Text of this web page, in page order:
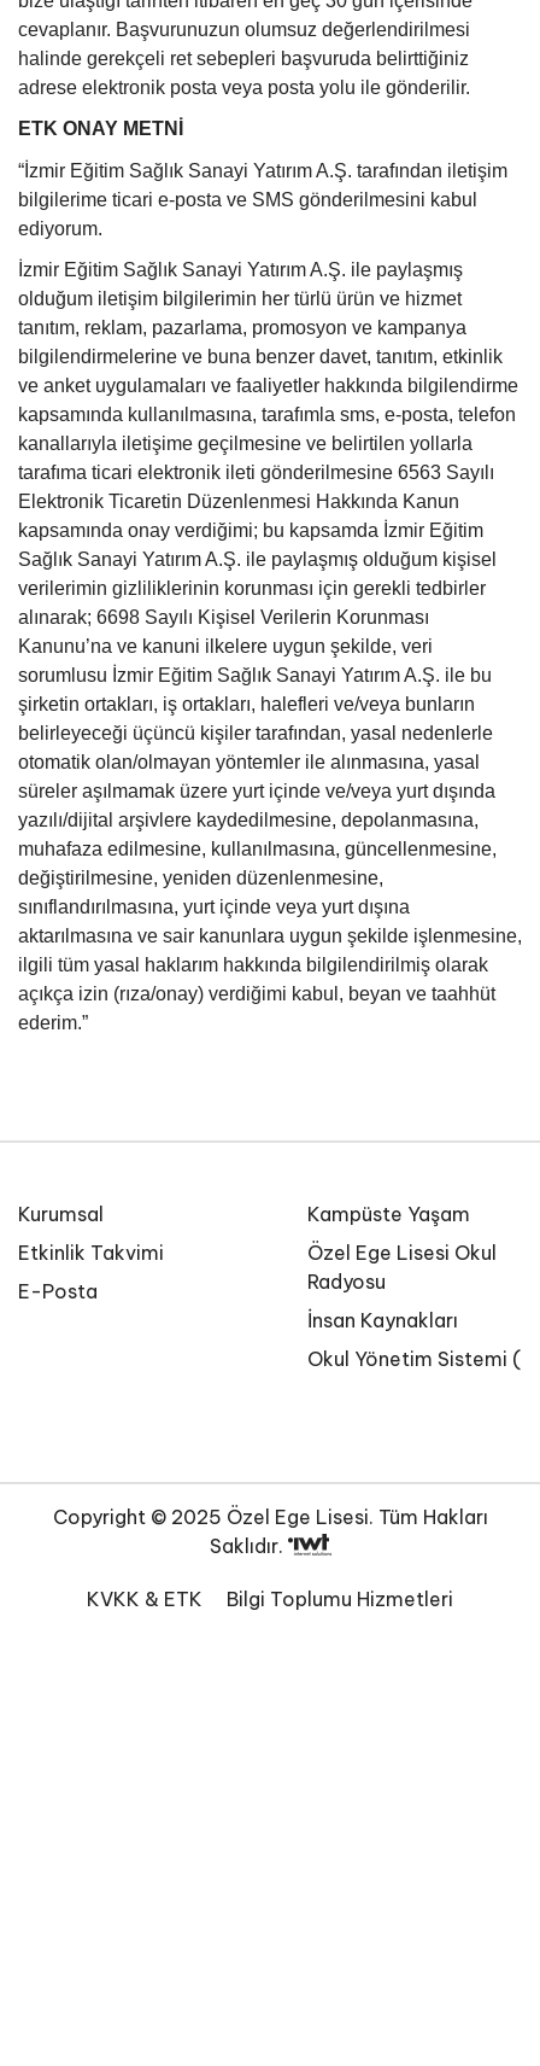
cevaplanır. Başvurunuzun olumsuz değerlendirilmesi
halinde gerekçeli ret sebepleri başvuruda belirttiğiniz
adrese elektronik posta veya posta yolu ile gönderilir.
ETK ONAY METNİ
“İzmir Eğitim Sağlık Sanayi Yatırım A.Ş. tarafından iletişim
bilgilerime ticari e-posta ve SMS gönderilmesini kabul
ediyorum.
İzmir Eğitim Sağlık Sanayi Yatırım A.Ş. ile paylaşmış
olduğum iletişim bilgilerimin her türlü ürün ve hizmet
tanıtım, reklam, pazarlama, promosyon ve kampanya
bilgilendirmelerine ve buna benzer davet, tanıtım, etkinlik
ve anket uygulamaları ve faaliyetler hakkında bilgilendirme
kapsamında kullanılmasına, tarafımla sms, e-posta, telefon
kanallarıyla iletişime geçilmesine ve belirtilen yollarla
tarafıma ticari elektronik ileti gönderilmesine 6563 Sayılı
Elektronik Ticaretin Düzenlenmesi Hakkında Kanun
kapsamında onay verdiğimi; bu kapsamda İzmir Eğitim
Sağlık Sanayi Yatırım A.Ş. ile paylaşmış olduğum kişisel
verilerimin gizliliklerinin korunması için gerekli tedbirler
alınarak; 6698 Sayılı Kişisel Verilerin Korunması
Kanunu’na ve kanuni ilkelere uygun şekilde, veri
sorumlusu İzmir Eğitim Sağlık Sanayi Yatırım A.Ş. ile bu
şirketin ortakları, iş ortakları, halefleri ve/veya bunların
belirleyeceği üçüncü kişiler tarafından, yasal nedenlerle
otomatik olan/olmayan yöntemler ile alınmasına, yasal
süreler aşılmamak üzere yurt içinde ve/veya yurt dışında
yazılı/dijital arşivlere kaydedilmesine, depolanmasına,
muhafaza edilmesine, kullanılmasına, güncellenmesine,
değiştirilmesine, yeniden düzenlenmesine,
sınıflandırılmasına, yurt içinde veya yurt dışına
aktarılmasına ve sair kanunlara uygun şekilde işlenmesine,
ilgili tüm yasal haklarım hakkında bilgilendirilmiş olarak
açıkça izin (rıza/onay) verdiğimi kabul, beyan ve taahhüt
ederim.”
Kurumsal
Etkinlik Takvimi
E-Posta
Kampüste Yaşam
Özel Ege Lisesi Okul
Radyosu
İnsan Kaynakları
Okul Yönetim Sistemi
Copyright © 2025 Özel Ege Lisesi. Tüm Hakları
Saklıdır.
KVKK & ETK Bilgi Toplumu Hizmetleri